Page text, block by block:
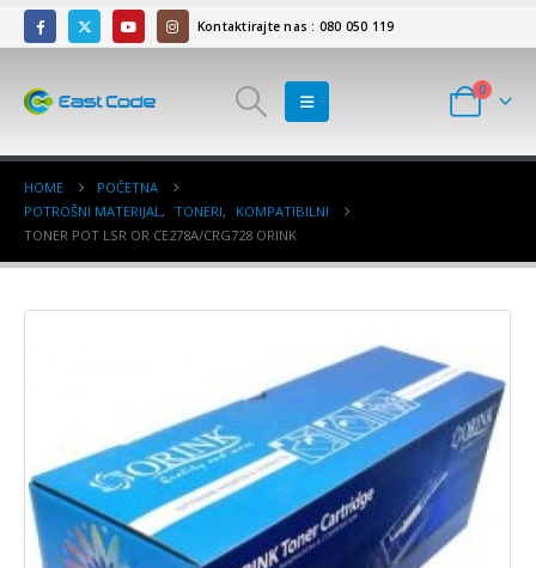
Kontaktirajte nas : 080 050 119
0
HOME
POČETNA
POTROŠNI MATERIJAL, TONERI,
KOMPATIBILNI
TONER POT LSR OR CE278A/CRG728 ORINK